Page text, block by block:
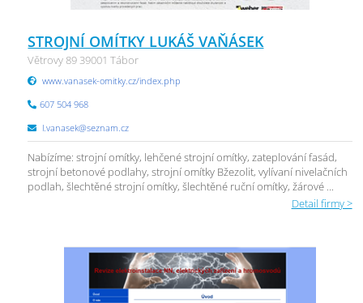
STROJNÍ OMÍTKY LUKÁŠ VAŇÁSEK
Větrovy 89 39001 Tábor
www.vanasek-omitky.cz/index.php
607 504 968
l.vanasek@seznam.cz
Nabízíme: strojní omítky, lehčené strojní omítky, zateplování fasád,
strojní betonové podlahy, strojní omítky Bžezolit, vylívaní nivelačních
podlah, šlechtěné strojní omítky, šlechtěné ruční omítky, žárové ...
Detail firmy >